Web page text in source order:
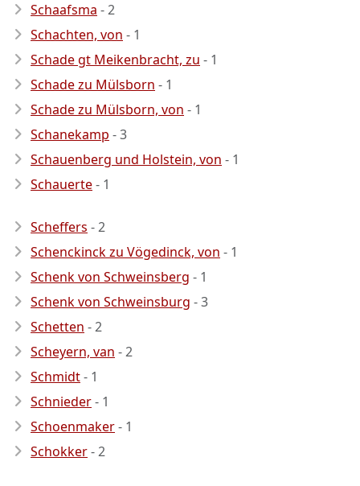
Schaafsma - 2
Schachten, von - 1
Schade gt Meikenbracht, zu - 1
Schade zu Mülsborn - 1
Schade zu Mülsborn, von - 1
Schanekamp - 3
Schauenberg und Holstein, von - 1
Schauerte- 1
Scheffers - 2
Schenckinck zu Vögedinck, von - 1
Schenk von Schweinsberg - 1
Schenk von Schweinsburg - 3
Schetten - 2
Scheyern, van - 2
Schmidt- 1
Schnieder- 1
Schoenmaker- 1
Schokker- 2